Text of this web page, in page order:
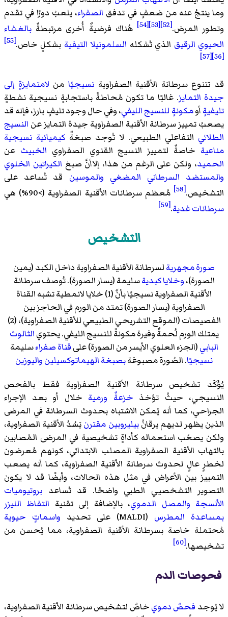
وما ينتجُ عنه من ضعفٍ في تدفق الصفراء، يلعبُ دورًا في تقدم
وتطور المرض.[52]
[53]
[54] هُناك فرضيةٌ أُخرى مرتبطةٌ بالغشاء
الحيوي الرقيق الذي تُشكله السلمونيلا التيفية بشكلٍ خاص.[55]
[56]
[57]
قد تتنوع سرطانة الأقنية الصفراويةنسيجيًا من لامتمايزةٍ إلى
جيدة التمايز. غالبًا ما تكون مُحاطةً باستجابةٍ نسيجية نشطةٍ
تليفيةٍأومكونةٍ للنسيج الليفي، وفي حال وجود تليفٍ بارز، فإنه قد
يصعبُ تمييز سرطانة الأقنية الصفراوية جيدة التمايز عن النسيج
الطلائي التفاعلي الطبيعي. لا تُوجد صبغةٌ كيميائية نسيجية
مناعية خاصةٌ لتمييز النسيج القنوي الصفراوي الخبيث عن
الحميد، ولكن على الرغم من هذا، إلاأنَّ صبغ الكيراتين الخلوي
والمستضد السرطاني المضغي والموسين قد تُساعد على
التشخيص.[58]
مُعظم سرطانات الأقنية الصفراوية (>90%) هي
سرطانات غدية.
[59]
التشخيص
صورة مجهريةلسرطانة الأقنية الصفراوية داخل الكبد (يمين
الصورة)،وخلايا كبديةسليمة (يسار الصورة). تُوصف سرطانة
الأقنية الصفراوية نسيجيًا بأنَّ (1) خلايا لانمطية تشبه القناة
الصفراوية (يسار الصورة) تمتد من الورم في الحاجز بين
الفصيصات (الموقع التشريحي الطبيعي للأقنية الصفراوية)، (2)
يمتلك الورم لُحمةٌ وفيرة مكونةً للنسيج الليفي. يحتويالثالوث
البابي(الجزء العلوي الأيسر من الصورة) علىقناة صفراءسليمة
نسيجيًا. الصُورة مصبوغةبصبغة الهيماتوكسيلين واليوزين
يُؤَكَد تشخيص سرطانة الأقنية الصفراوية فقط بالفحص
النسيجي، حيثُ تؤخذ خزعةٌ ورمية خلال أو بعد الإجراء
الجراحي، كما أنه يُمكن الاشتباه بحدوث السرطانة في المرضى
الذين يظهر لديهم يرقانُبيليروبين مقترنيَسُدُ الأقنية الصفراوية،
ولكن يصعُب استعماله كأداةٍ تشخيصية في المرضى المُصابين
بالتهاب الأقنية الصفراوية المصلب الابتدائي، كونهم مُعرضون
لخطرٍ عالٍ لحدوث سرطانة الأقنية الصفراوية، كما أنه يصعب
التمييز بين الأعراض في مثل هذه الحالات، وأيضًا قد لا يكون
التصوير التشخصيي الطبي واضحًا. قد تُساعد بروتيوميات
الأنسجة والمصل الدموي، بالإضافة إلى تقنية التفاظ الليزر
بمساعدة المطرس (MALDI) على تحديد
واسماتٍ حيوية
مُحتملة خاصة بسرطانة الأقنية الصفراوية، مما يُحسن من
تشخيصها.[60]
فحوصات الدم
لا يُوجد فحصٌ دمويخاصٌ لتشخيص سرطانة الأقنية الصفراوية،